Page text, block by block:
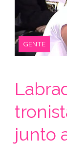
GENTE
junto